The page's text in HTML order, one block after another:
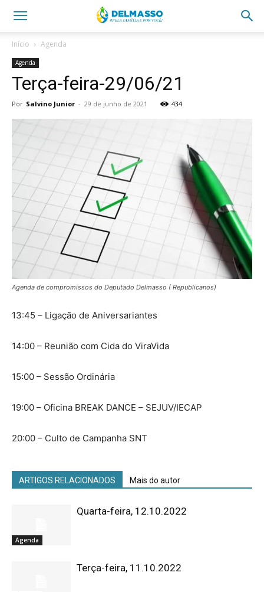
Início Agenda
Agenda
Terça-feira-29/06/21
Por Salvino Junior - 29 de junho de 2021 434
Agenda de compromissos do Deputado Delmasso ( Republicanos)
13:45 – Ligação de Aniversariantes
14:00 – Reunião com Cida do ViraVida
15:00 – Sessão Ordinária
19:00 – Oficina BREAK DANCE – SEJUV/IECAP
20:00 – Culto de Campanha SNT
ARTIGOS RELACIONADOS Mais do autor
Agenda
Quarta-feira, 12.10.2022
Terça-feira, 11.10.2022